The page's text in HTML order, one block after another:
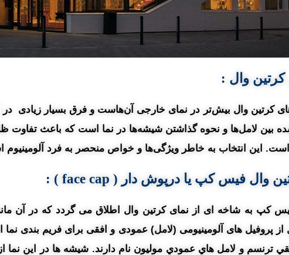
کرتین وال :
کرتین وال بیش‌تر در نمای خارجی آن‌هاست و فرق بسیار زیادی
بین لامل‌ها و نحوه گذاشتن شیشه‌ها در نما است که باعث تفاوت
است. این انتخاب به خاطر ویژگی‌ها و خواص منحصر به فرد
وال فیس کپ یا درپوش دار ( face cap ) :
کپ به شاخه ای از نمای کرتین وال اطلاق می گردد که در آن
پروفیل های آلومینیومی (لامل) عمودی و افقی برای فریم بندی نما
ترنسم و لامل هاي عمودي موليون نام دارند. شيشه ها در اين نما